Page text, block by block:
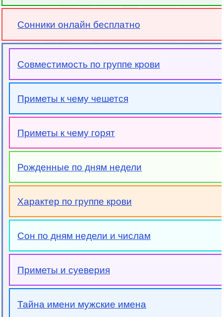
Сонники онлайн бесплатно
Совместимость по группе крови
Приметы к чему чешется
Приметы к чему горят
Рожденные по дням недели
Характер по группе крови
Сон по дням недели и числам
Приметы и суеверия
Тайна имени мужские имена